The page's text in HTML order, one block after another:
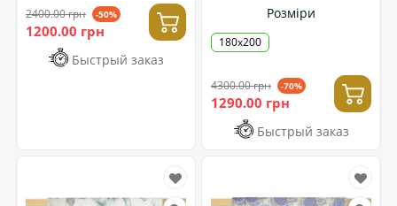
2400.00 грн -50%
1200.00 грн
Быстрый заказ
Розміри
180x200
4300.00 грн -70%
1290.00 грн
Быстрый заказ